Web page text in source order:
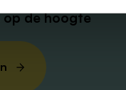
op de hoogte